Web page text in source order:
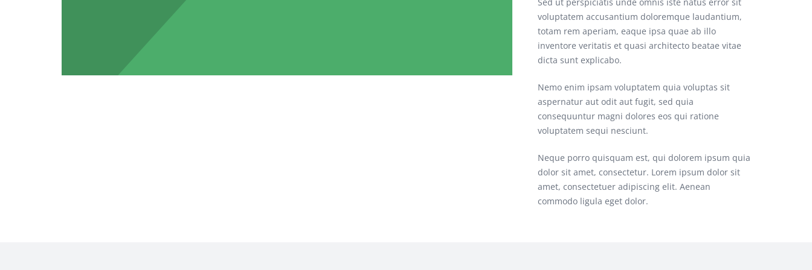
voluptatem accusantium doloremque laudantium,
totam rem aperiam, eaque ipsa quae ab illo
inventore veritatis et quasi architecto beatae vitae
dicta sunt explicabo.
Nemo enim ipsam voluptatem quia voluptas sit
aspernatur aut odit aut fugit, sed quia
consequuntur magni dolores eos qui ratione
voluptatem sequi nesciunt.
Neque porro quisquam est, qui dolorem ipsum quia
dolor sit amet, consectetur. Lorem ipsum dolor sit
amet, consectetuer adipiscing elit. Aenean
commodo ligula eget dolor.